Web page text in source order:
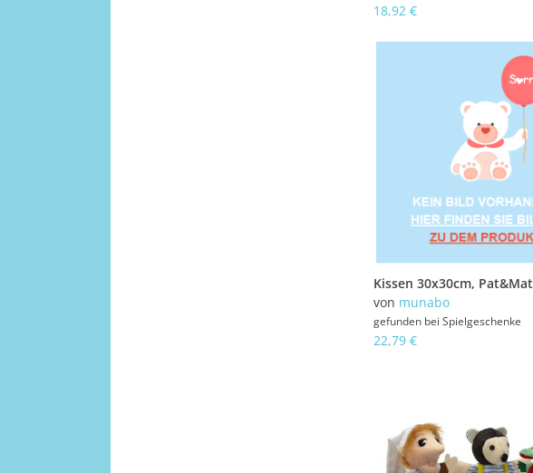
18,92 €
Kissen 30x30cm, Pat&Mat
von munabo
gefunden bei Spielgeschenke
22,79 €